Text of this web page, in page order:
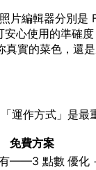
片編輯器分別
心使用的準確
真實的菜色，還是
運作方式」是
免費方案
——3 點數 優化